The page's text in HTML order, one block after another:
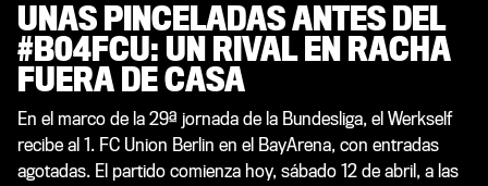
UNAS PINCELADAS ANTES DEL
#B04FCU: UN RIVAL EN RACHA
FUERA DE CASA
En el marco de la 29ª jornada de la Bundesliga, el Werkself
recibe al 1. FC Union Berlin en el BayArena, con entradas
agotadas. El partido comienza hoy, sábado 12 de abril, a las